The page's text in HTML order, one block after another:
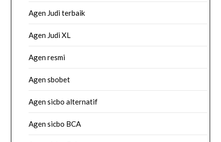
Agen Judi terbaik
Agen Judi XL
Agen resmi
Agen sbobet
Agen sicbo alternatif
Agen sicbo BCA